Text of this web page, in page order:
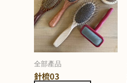
全部產品
針梳03